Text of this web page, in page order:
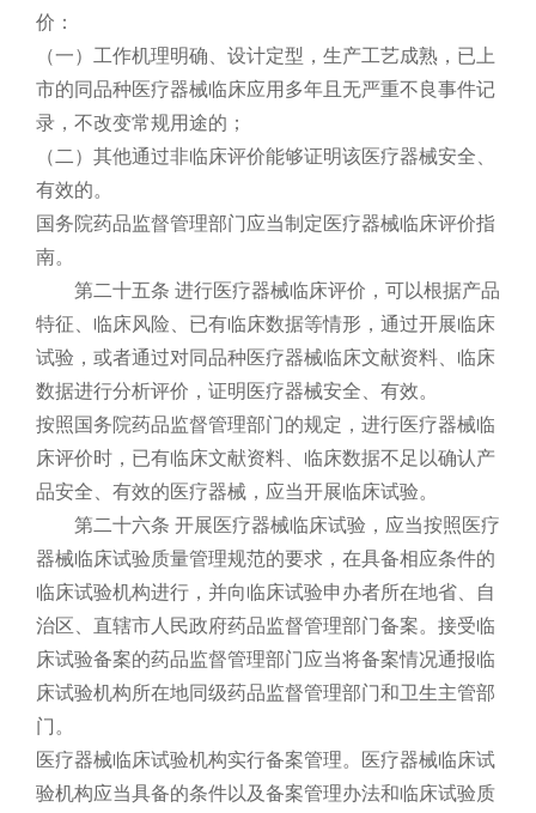
价：
（一）工作机理明确、设计定型，生产工艺成熟，已上
市的同品种医疗器械临床应用多年且无严重不良事件记
录，不改变常规用途的；
（二）其他通过非临床评价能够证明该医疗器械安全、
有效的。
国务院药品监督管理部门应当制定医疗器械临床评价指
南。
第二十五条 进行医疗器械临床评价，可以根据产品
特征、临床风险、已有临床数据等情形，通过开展临床
试验，或者通过对同品种医疗器械临床文献资料、临床
数据进行分析评价，证明医疗器械安全、有效。
按照国务院药品监督管理部门的规定，进行医疗器械临
床评价时，已有临床文献资料、临床数据不足以确认产
品安全、有效的医疗器械，应当开展临床试验。
第二十六条 开展医疗器械临床试验，应当按照医疗
器械临床试验质量管理规范的要求，在具备相应条件的
临床试验机构进行，并向临床试验申办者所在地省、自
治区、直辖市人民政府药品监督管理部门备案。接受临
床试验备案的药品监督管理部门应当将备案情况通报临
床试验机构所在地同级药品监督管理部门和卫生主管部
门。
医疗器械临床试验机构实行备案管理。医疗器械临床试
验机构应当具备的条件以及备案管理办法和临床试验质